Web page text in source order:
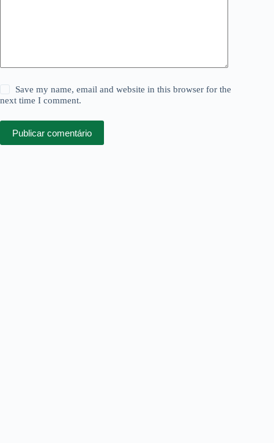
Save my name, email and website in this browser for the
next time I comment.
Publicar comentário